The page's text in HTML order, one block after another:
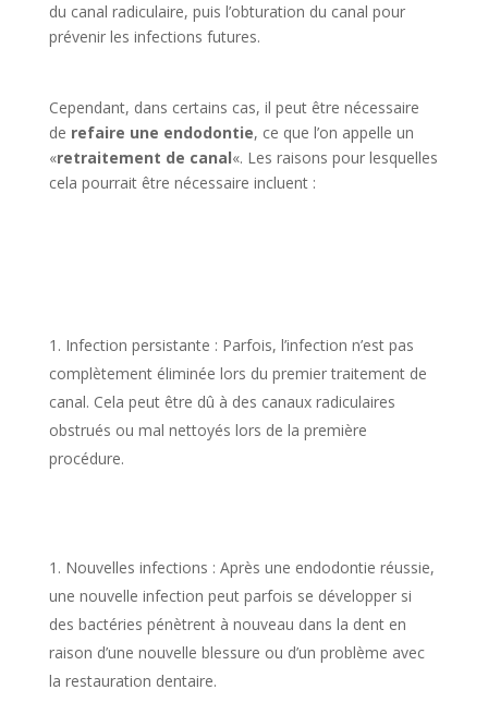
du canal radiculaire, puis l’obturation du canal pour
prévenir les infections futures.
Cependant, dans certains cas, il peut être nécessaire
de refaire une endodontie, ce que l’on appelle un
«retraitement de canal«. Les raisons pour lesquelles
cela pourrait être nécessaire incluent :
Infection persistante : Parfois, l’infection n’est pas
complètement éliminée lors du premier traitement de
canal. Cela peut être dû à des canaux radiculaires
obstrués ou mal nettoyés lors de la première
procédure.
Nouvelles infections : Après une endodontie réussie,
une nouvelle infection peut parfois se développer si
des bactéries pénètrent à nouveau dans la dent en
raison d’une nouvelle blessure ou d’un problème avec
la restauration dentaire.